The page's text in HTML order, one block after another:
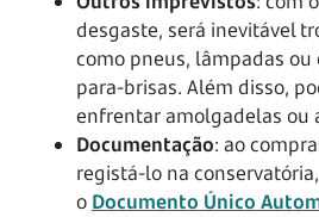
desgaste, será inevitável
como pneus, lâmpadas ou
para-brisas. Além disso,
enfrentar amolgadelas ou
Documentação: ao
registá-lo na
o Documento Único